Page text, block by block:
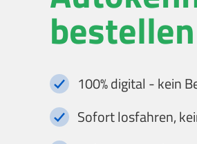
bestellen
100% digital - kein
Sofort losfahren,